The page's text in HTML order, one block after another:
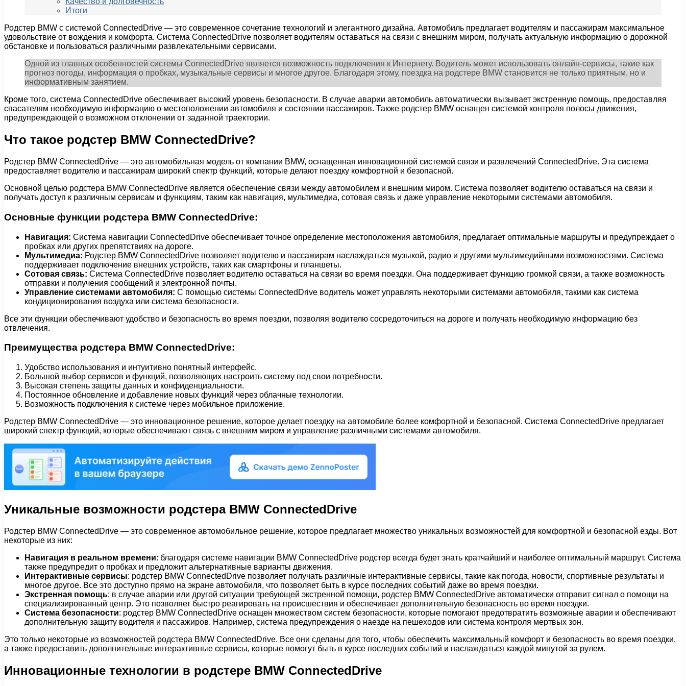
Итоги
Родстер BMW с системой ConnectedDrive — это современное сочетание технологий и элегантного дизайна. Автомобиль предлагает водителям и пассажирам максимальное
удовольствие от вождения и комфорта. Система ConnectedDrive позволяет водителям оставаться на связи с внешним миром, получать актуальную информацию о дорожной
обстановке и пользоваться различными развлекательными сервисами.
Одной из главных особенностей системы ConnectedDrive является возможность подключения к Интернету. Водитель может использовать онлайн-сервисы, такие как
прогноз погоды, информация о пробках, музыкальные сервисы и многое другое. Благодаря этому, поездка на родстере BMW становится не только приятным, но и
информативным занятием.
Кроме того, система ConnectedDrive обеспечивает высокий уровень безопасности. В случае аварии автомобиль автоматически вызывает экстренную помощь, предоставляя
спасателям необходимую информацию о местоположении автомобиля и состоянии пассажиров. Также родстер BMW оснащен системой контроля полосы движения,
предупреждающей о возможном отклонении от заданной траектории.
Что такое родстер BMW ConnectedDrive?
Родстер BMW ConnectedDrive — это автомобильная модель от компании BMW, оснащенная инновационной системой связи и развлечений ConnectedDrive. Эта система
предоставляет водителю и пассажирам широкий спектр функций, которые делают поездку комфортной и безопасной.
Основной целью родстера BMW ConnectedDrive является обеспечение связи между автомобилем и внешним миром. Система позволяет водителю оставаться на связи и
получать доступ к различным сервисам и функциям, таким как навигация, мультимедиа, сотовая связь и даже управление некоторыми системами автомобиля.
Основные функции родстера BMW ConnectedDrive:
Навигация: Система навигации ConnectedDrive обеспечивает точное определение местоположения автомобиля, предлагает оптимальные маршруты и предупреждает о
пробках или других препятствиях на дороге.
Мультимедиа: Родстер BMW ConnectedDrive позволяет водителю и пассажирам наслаждаться музыкой, радио и другими мультимедийными возможностями. Система
поддерживает подключение внешних устройств, таких как смартфоны и планшеты.
Сотовая связь: Система ConnectedDrive позволяет водителю оставаться на связи во время поездки. Она поддерживает функцию громкой связи, а также возможность
отправки и получения сообщений и электронной почты.
Управление системами автомобиля: С помощью системы ConnectedDrive водитель может управлять некоторыми системами автомобиля, такими как система
кондиционирования воздуха или система безопасности.
Все эти функции обеспечивают удобство и безопасность во время поездки, позволяя водителю сосредоточиться на дороге и получать необходимую информацию без
отвлечения.
Преимущества родстера BMW ConnectedDrive:
Удобство использования и интуитивно понятный интерфейс.
Большой выбор сервисов и функций, позволяющих настроить систему под свои потребности.
Высокая степень защиты данных и конфиденциальности.
Постоянное обновление и добавление новых функций через облачные технологии.
Возможность подключения к системе через мобильное приложение.
Родстер BMW ConnectedDrive — это инновационное решение, которое делает поездку на автомобиле более комфортной и безопасной. Система ConnectedDrive предлагает
широкий спектр функций, которые обеспечивают связь с внешним миром и управление различными системами автомобиля.
Уникальные возможности родстера BMW ConnectedDrive
Родстер BMW ConnectedDrive — это современное автомобильное решение, которое предлагает множество уникальных возможностей для комфортной и безопасной езды. Вот
некоторые из них:
Навигация в реальном времени: благодаря системе навигации BMW ConnectedDrive родстер всегда будет знать кратчайший и наиболее оптимальный маршрут. Система
также предупредит о пробках и предложит альтернативные варианты движения.
Интерактивные сервисы: родстер BMW ConnectedDrive позволяет получать различные интерактивные сервисы, такие как погода, новости, спортивные результаты и
многое другое. Все это доступно прямо на экране автомобиля, что позволяет быть в курсе последних событий даже во время поездки.
Экстренная помощь: в случае аварии или другой ситуации требующей экстренной помощи, родстер BMW ConnectedDrive автоматически отправит сигнал о помощи на
специализированный центр. Это позволяет быстро реагировать на происшествия и обеспечивает дополнительную безопасность во время поездки.
Система безопасности: родстер BMW ConnectedDrive оснащен множеством систем безопасности, которые помогают предотвратить возможные аварии и обеспечивают
дополнительную защиту водителя и пассажиров. Например, система предупреждения о наезде на пешеходов или система контроля мертвых зон.
Это только некоторые из возможностей родстера BMW ConnectedDrive. Все они сделаны для того, чтобы обеспечить максимальный комфорт и безопасность во время поездки,
а также предоставить дополнительные интерактивные сервисы, которые помогут быть в курсе последних событий и наслаждаться каждой минутой за рулем.
Инновационные технологии в родстере BMW ConnectedDrive